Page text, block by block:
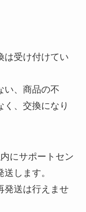
は受け付けてい
い、商品の不
く、交換になり
にサポートセン
します。
発送は行えませ